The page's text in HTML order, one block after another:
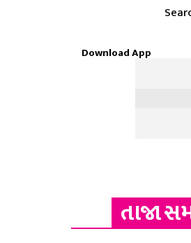
Download App
તાજા